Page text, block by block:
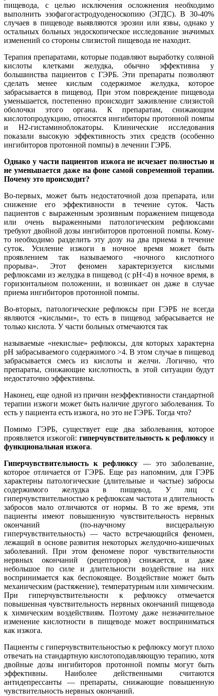
пищевода, с целью исключения осложнения необходимо
выполнить эзофагогастродуоденоскопию (ЭГДС). В 30-40%
случаев в пищеводе выявляются эрозии или язвы, однако у
остальных больных эндоскопическое исследование значимых
изменений со стороны слизистой пищевода не находит.
Терапия препаратами, которые подавляют выработку соляной
кислоты клетками желудка, обычно эффективна у
большинства пациентов с ГЭРБ. Эти препараты позволяют
сделать менее кислым содержимое желудка, которое
забрасывается в пищевод. При этом повреждение пищевода
уменьшается, постепенно происходит заживление слизистой
оболочки этого органа. К препаратам, снижающим
кислотопродукцию, относятся ингибиторы протонной помпы
и H2-гистаминоблокаторы. Клинические исследования
показали высокую эффективность этих средств (особенно
ингибиторов протонной помпы) в лечении ГЭРБ.
Однако у части пациентов изжога не исчезает полностью и
не уменьшается даже на фоне самой современной терапии.
Почему это происходит?
Во-первых, может быть недостаточной доза препарата, или
снижение его эффективности в течение суток. Часть
пациентов с выраженным эрозивным поражением пищевода
или очень выраженными патологическим рефлюксами
требуют двойной дозы ингибиторов протонной помпы. Кому-
то необходимо разделить эту дозу на два приема в течение
суток. Усиление изжоги в ночное время может быть
проявлением так называемого «ночного кислотного
прорыва». Этот феномен характеризуется кислыми
рефлюксами из желудка в пищевод (с pH<4) в ночное время, в
горизонтальном положении, и возникает он даже в случае
приема ингибиторов протонной помпы.
Во-вторых, патологические рефлюксы при ГЭРБ не всегда
являются «кислыми», то есть в пищевод забрасывается не
только кислота. У части больных отмечаются так
называемые «некислые» рефлюксы, для которых характерна
pH забрасываемого содержимого >4. В этом случае в пищевод
забрасывается смесь из кислоты и желчи. Логично, что
препараты, снижающие кислотность, в этой ситуации будут
недостаточно эффективны.
Наконец, еще одной из причин неэффективности стандартной
терапии изжоги может быть наличие другого заболевания. То
есть у пациента есть изжога, но это не ГЭРБ. Тогда что?
Помимо ГЭРБ, существует еще два заболевания, которое
проявляется изжогой: гиперчувствительность к рефлюксу и
функциональная изжога.
Гиперчувствительность к рефлюксу ― это заболевание,
которое отличается от ГЭРБ. Еще раз напомним, для ГЭРБ
характерны патологические (длительные и частые) забросы
содержимого желудка в пищевод. У лиц с
гиперчувствительностью к рефлюксам частота и длительность
забросов мало отличаются от нормы. В то же время, эти
пациенты имеют повышенную чувствительность нервных
окончаний (по-научному висцеральную
гиперчувствительность) ― часто встречающийся феномен,
лежащий в основе развития некоторых желудочно-кишечных
заболеваний. При этом феномене порог чувствительности
нервных окончаний (рецепторов) снижается, и даже
небольшое по силе и длительности воздействие на них
воспринимается как беспокоящее. Воздействие может быть
механическим (растяжение), температурным или химическим.
При гиперчувствительности к рефлюксу отмечается
повышенная чувствительность нервных окончаний пищевода
к химическим воздействиям. Поэтому даже незначительное
изменение кислотности в пищеводе может восприниматься
как изжога.
Пациенты с гиперчувствительностью к рефлюксу могут плохо
отвечать на стандартную кислотоподавляющую терапию, хотя
двойные дозы ингибиторов протонной помпы могут быть
эффективны. Наиболее действенными считаются
антидепрессанты ― препараты, снижающие повышенную
чувствительность нервных окончаний.